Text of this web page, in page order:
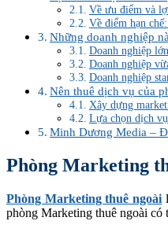
Về ưu điểm và
Về điểm hạn chế:
Những doanh nghiệp
Doanh nghiệp lớn
Doanh nghiệp
Doanh nghiệp
Nên thuê dịch vụ của
Xây dựng
Lựa chọn dịch
Minh Dương Media –
Phòng Marketing
Phòng Marketing thuê ngoài
phòng Marketing thuê ngoài có